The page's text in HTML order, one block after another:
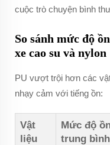
cuộc trò chuyện bình
So sánh mức độ
xe cao su và nylon
PU vượt trội hơn các
nhạy cảm với tiếng ồn:
Vật
liệu
Mức độ
trung bình